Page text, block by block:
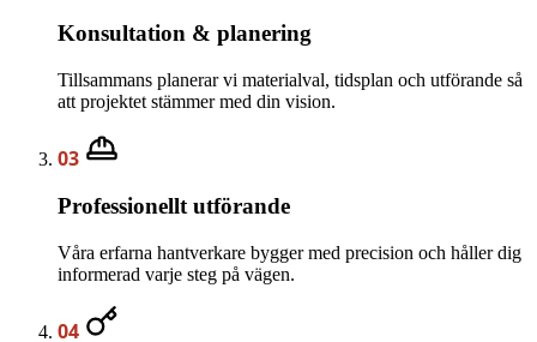
Konsultation & planering
Tillsammans planerar vi materialval, tidsplan och utförande så
att projektet stämmer med din vision.
03
Professionellt utförande
Våra erfarna hantverkare bygger med precision och håller dig
informerad varje steg på vägen.
04